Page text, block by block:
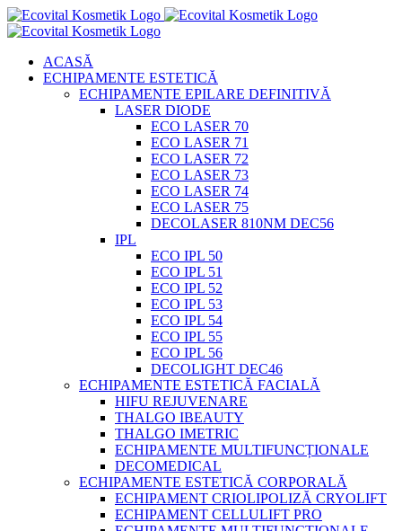
Skip
to
ACASĂ
ECHIPAMENTE ESTETICĂ
ECHIPAMENTE EPILARE DEFINITIVĂ
LASER DIODE
ECO LASER 70
ECO LASER 71
ECO LASER 72
ECO LASER 73
ECO LASER 74
ECO LASER 75
DECOLASER 810NM DEC56
IPL
ECO IPL 50
ECO IPL 51
ECO IPL 52
ECO IPL 53
ECO IPL 54
ECO IPL 55
ECO IPL 56
DECOLIGHT DEC46
ECHIPAMENTE ESTETICĂ FACIALĂ
HIFU REJUVENARE
THALGO IBEAUTY
THALGO IMETRIC
ECHIPAMENTE MULTIFUNCȚIONALE
DECOMEDICAL
ECHIPAMENTE ESTETICĂ CORPORALĂ
ECHIPAMENT CRIOLIPOLIZĂ CRYOLIFT
ECHIPAMENT CELLULIFT PRO